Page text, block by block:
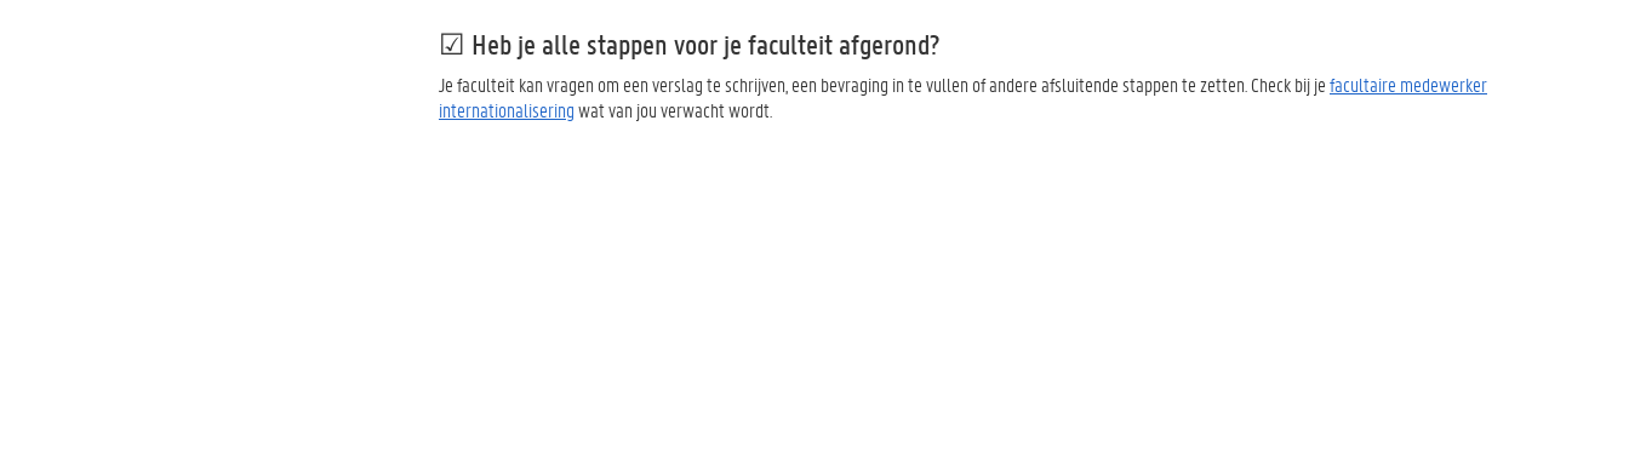
☑ Heb je alle stappen voor je faculteit afgerond?
Je faculteit kan vragen om een verslag te schrijven, een bevraging in te vullen of andere afsluitende stappen te zetten. Check bij jefacultaire medewerker
internationaliseringwat van jou verwacht wordt.